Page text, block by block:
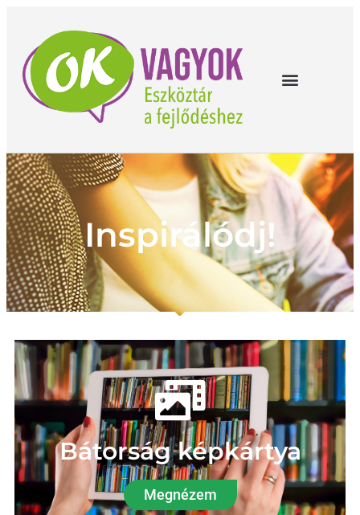
Inspirálódj!
Bátorság képkártya
Megnézem